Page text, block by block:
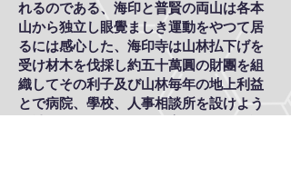
れるのである、海印と普賢の両山は各本
山から独立し眼覺ましき運動をやつて居
るには感心した、海印寺は山林払下げを
受け材木を伐採し約五十萬圓の財團を組
織してその利子及び山林毎年の地上利益
とで病院、學校、人事相談所を設けよう